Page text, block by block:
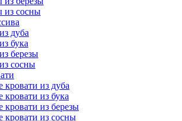
из сосны
дуба
бука
березы
сосны
кровати из дуба
кровати из бука
кровати из березы
кровати из сосны